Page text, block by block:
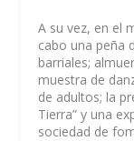
A su vez, en el
cabo una peña
barriales;
muestra de
de adultos; la
Tierra” y una
sociedad de